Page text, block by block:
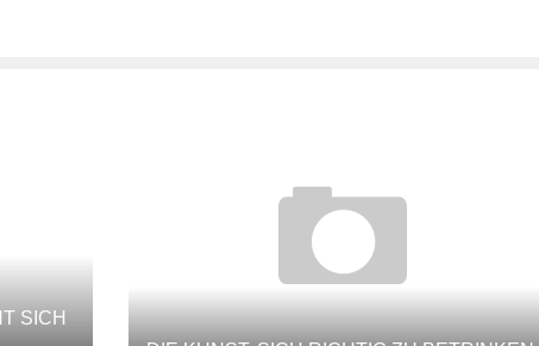
SICH